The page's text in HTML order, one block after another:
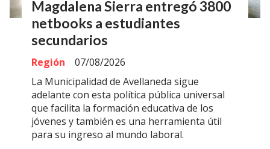
Magdalena Sierra entregó 3800
netbooks a estudiantes
secundarios
Región
07/08/2026
La Municipalidad de Avellaneda sigue
adelante con esta política pública universal
que facilita la formación educativa de los
jóvenes y también es una herramienta útil
para su ingreso al mundo laboral.